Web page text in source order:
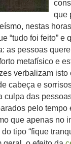
que
nestas
“tudo foi feito” e
as pessoas
metafísico e
verbalizam isto
cabeça e
culpa das
pelo tempo
que apenas no
tipo “fique